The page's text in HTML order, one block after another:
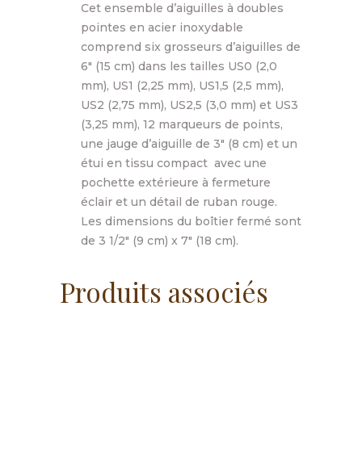
Cet ensemble d’aiguilles à doubles
pointes en acier inoxydable
comprend six grosseurs d’aiguilles de
6″ (15 cm) dans les tailles US0 (2,0
mm), US1 (2,25 mm), US1,5 (2,5 mm),
US2 (2,75 mm), US2,5 (3,0 mm) et US3
(3,25 mm), 12 marqueurs de points,
une jauge d’aiguille de 3″ (8 cm) et un
étui en tissu compact avec une
pochette extérieure à fermeture
éclair et un détail de ruban rouge.
Les dimensions du boîtier fermé sont
de 3 1/2″ (9 cm) x 7″ (18 cm).
Produits associés